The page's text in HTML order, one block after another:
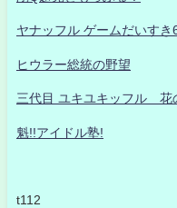
ヤナッフル ゲームだいすき
ヒウラー総統の野望
三代目 ユキユキッフル 花
魁!!アイドル塾!
t112